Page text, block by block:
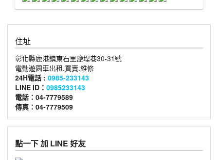
住址
彰化縣鹿港鎮東石里鹽埕巷30-31號
電動遊園車出租.買賣.維修
24H電話 : 0985-233143
LINE ID： 0985233143
電話：04-7779589
傳真：04-7779509
點一下 加 LINE 好友